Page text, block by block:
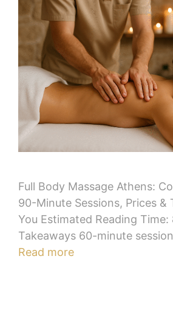
Full Body Massage Athens:
90-Minute Sessions, Prices &
You Estimated Reading Time:
Takeaways 60-minute
Read more